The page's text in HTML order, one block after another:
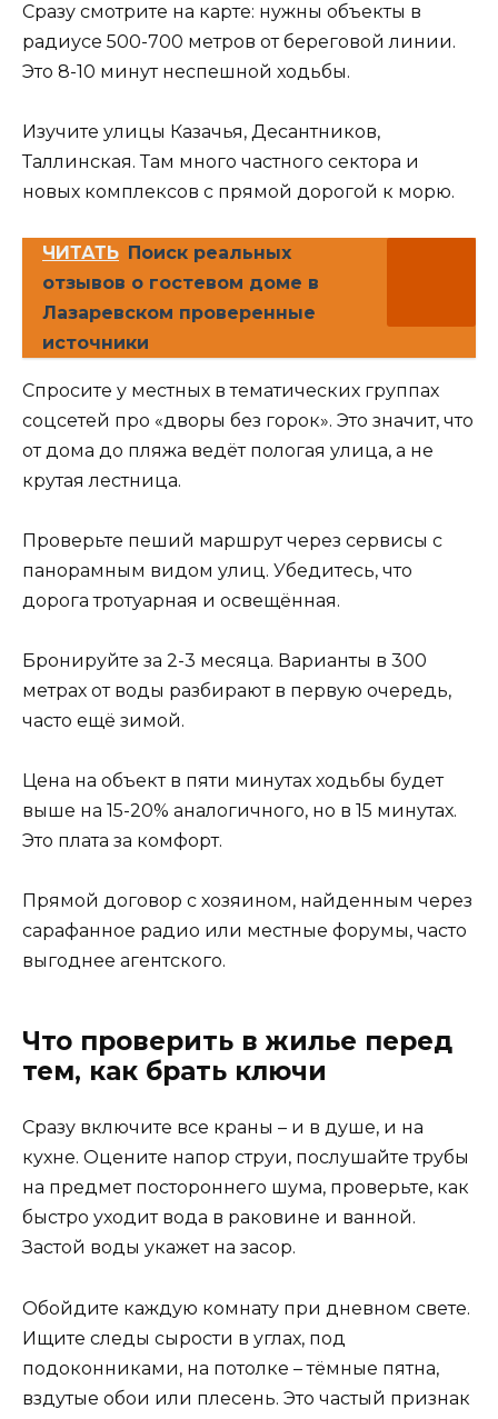
Сразу смотрите на карте: нужны объекты в
радиусе 500-700 метров от береговой линии.
Это 8-10 минут неспешной ходьбы.
Изучите улицы Казачья, Десантников,
Таллинская. Там много частного сектора и
новых комплексов с прямой дорогой к морю.
ЧИТАТЬ Поиск реальных
отзывов о гостевом доме в
Лазаревском проверенные
источники
Спросите у местных в тематических группах
соцсетей про «дворы без горок». Это значит, что
от дома до пляжа ведёт пологая улица, а не
крутая лестница.
Проверьте пеший маршрут через сервисы с
панорамным видом улиц. Убедитесь, что
дорога тротуарная и освещённая.
Бронируйте за 2-3 месяца. Варианты в 300
метрах от воды разбирают в первую очередь,
часто ещё зимой.
Цена на объект в пяти минутах ходьбы будет
выше на 15-20% аналогичного, но в 15 минутах.
Это плата за комфорт.
Прямой договор с хозяином, найденным через
сарафанное радио или местные форумы, часто
выгоднее агентского.
Что проверить в жилье перед
тем, как брать ключи
Сразу включите все краны – и в душе, и на
кухне. Оцените напор струи, послушайте трубы
на предмет постороннего шума, проверьте, как
быстро уходит вода в раковине и ванной.
Застой воды укажет на засор.
Обойдите каждую комнату при дневном свете.
Ищите следы сырости в углах, под
подоконниками, на потолке – тёмные пятна,
вздутые обои или плесень. Это частый признак